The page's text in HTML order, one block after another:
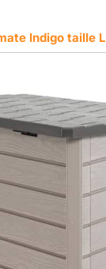
Indigo taille L